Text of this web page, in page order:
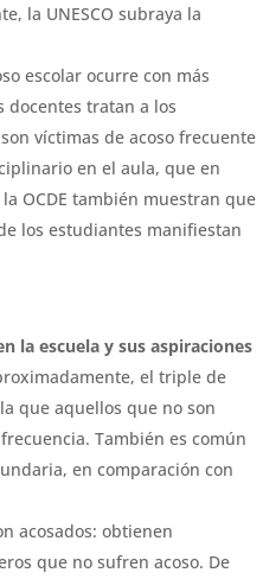
la UNESCO subraya la
escolar ocurre con más
docentes tratan a los
víctimas de acoso frecuente
en el aula, que en
OCDE también muestran que
los estudiantes manifiestan
la escuela y sus aspiraciones
el triple de
que aquellos que no son
También es común
en comparación con
acosados: obtienen
que no sufren acoso. De